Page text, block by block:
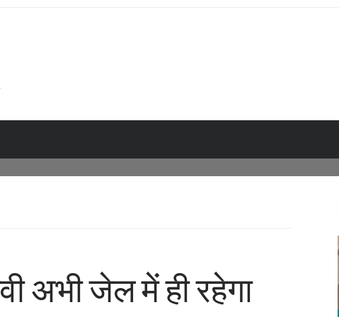
अभी जेल में ही रहेगा